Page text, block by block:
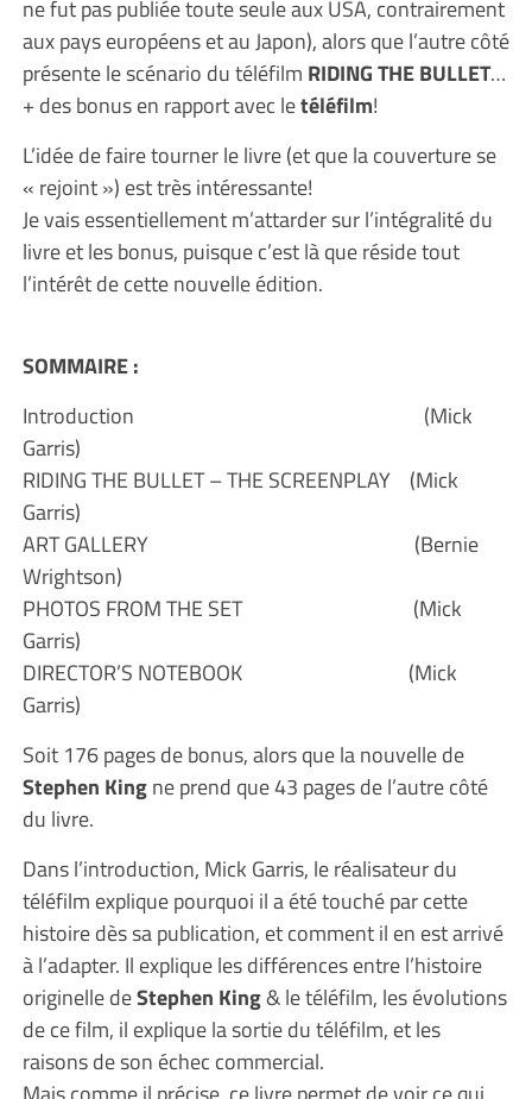
ne fut pas publiée toute seule aux USA, contrairement
aux pays européens et au Japon), alors que l’autre côté
présente le scénario du téléfilm RIDING THE BULLET…
+ des bonus en rapport avec letéléfilm!
L’idée de faire tourner le livre (et que la couverture se
« rejoint ») est très intéressante!
Je vais essentiellement m’attarder sur l’intégralité du
livre et les bonus, puisque c’est là que réside tout
l’intérêt de cette nouvelle édition.
SOMMAIRE :
Introduction (Mick
Garris)
RIDING THE BULLET – THE SCREENPLAY (Mick
Garris)
ART GALLERY (Bernie
Wrightson)
PHOTOS FROM THE SET (Mick
Garris)
DIRECTOR’S NOTEBOOK (Mick
Garris)
Soit 176 pages de bonus, alors que la nouvelle de
Stephen Kingne prend que 43 pages de l’autre côté
du livre.
Dans l’introduction, Mick Garris, le réalisateur du
téléfilm explique pourquoi il a été touché par cette
histoire dès sa publication, et comment il en est arrivé
à l’adapter. Il explique les différences entre l’histoire
originelle deStephen King& le téléfilm, les évolutions
de ce film, il explique la sortie du téléfilm, et les
raisons de son échec commercial.